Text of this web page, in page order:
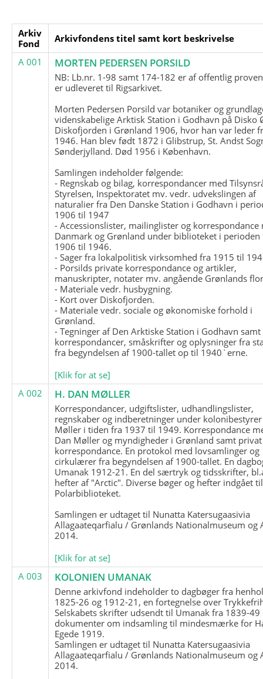
Arkiv
Fond
Arkivfondens titel samt kort beskrivelse
A 001
MORTEN PEDERSEN PORSILD
NB: Lb.nr. 1-98 samt 174-182 er af offentlig
er udleveret til Rigsarkivet.
Morten Pedersen Porsild var botaniker og
videnskabelige Arktisk Station i Godhavn på Disko
Diskofjorden i Grønland 1906, hvor han var leder
1946. Han blev født 1872 i Glibstrup, St. Andst
Sønderjylland. Død 1956 i København.
Samlingen indeholder følgende:
- Regnskab og bilag, korrespondancer med
Styrelsen, Inspektoratet mv. vedr. udvekslingen af
naturalier fra Den Danske Station i Godhavn i
1906 til 1947
- Accessionslister, mailinglister og korrespondance
Danmark og Grønland under biblioteket i perioden
1906 til 1946.
- Sager fra lokalpolitisk virksomhed fra 1915 til
- Porsilds private korrespondance og artikler,
manuskripter, notater mv. angående Grønlands
- Materiale vedr. husbygning.
- Kort over Diskofjorden.
- Materiale vedr. sociale og økonomiske forhold i
Grønland.
- Tegninger af Den Arktiske Station i Godhavn
korrespondancer, småskrifter og oplysninger fra
fra begyndelsen af 1900-tallet op til 1940`erne.
[Klik for at se]
A 002
H. DAN MØLLER
Korrespondancer, udgiftslister, udhandlingslister,
regnskaber og indberetninger under
Møller i tiden fra 1937 til 1949. Korrespondance
Dan Møller og myndigheder i Grønland samt privat
korrespondance. En protokol med lovsamlinger og
cirkulærer fra begyndelsen af 1900-tallet. En
Umanak 1912-21. En del særtryk og tidsskrifter,
hefter af "Arctic". Diverse bøger og hefter indgået til
Polarbiblioteket.
Samlingen er udtaget til Nunatta Katersugaasivia
Allagaateqarfialu / Grønlands Nationalmuseum og
2014.
[Klik for at se]
A 003
KOLONIEN UMANAK
Denne arkivfond indeholder to dagbøger fra
1825-26 og 1912-21, en fortegnelse over
Selskabets skrifter udsendt til Umanak fra 1839-49
dokumenter om indsamling til mindesmærke for
Egede 1919.
Samlingen er udtaget til Nunatta Katersugaasivia
Allagaateqarfialu / Grønlands Nationalmuseum og
2014.